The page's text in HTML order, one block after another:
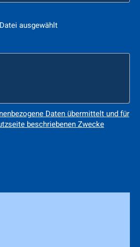
ausgewählt
Daten übermittelt und für
beschriebenen Zwecke